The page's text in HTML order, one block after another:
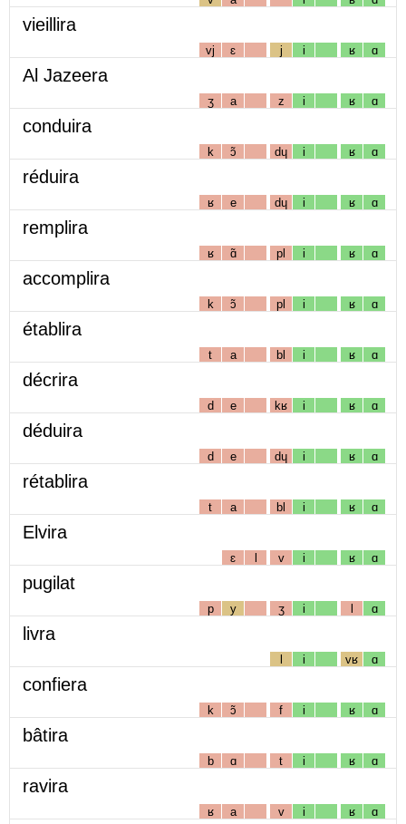
vieillira
vj ɛ j i ʁ ɑ
Al Jazeera
ʒ a z i ʁ ɑ
conduira
k ɔ̃ dɥ i ʁ ɑ
réduira
ʁ e dɥ i ʁ ɑ
remplira
ʁ ɑ̃ pl i ʁ ɑ
accomplira
k ɔ̃ pl i ʁ ɑ
établira
t a bl i ʁ ɑ
décrira
d e kʁ i ʁ ɑ
déduira
d e dɥ i ʁ ɑ
rétablira
t a bl i ʁ ɑ
Elvira
ɛ l v i ʁ ɑ
pugilat
p y ʒ i l ɑ
livra
l i vʁ ɑ
confiera
k ɔ̃ f i ʁ ɑ
bâtira
b ɑ t i ʁ ɑ
ravira
ʁ a v i ʁ ɑ